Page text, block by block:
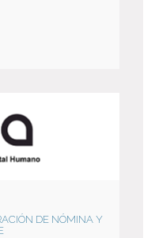
DE NÓMINA Y